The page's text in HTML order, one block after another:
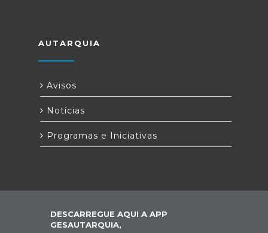
AUTARQUIA
Avisos
Notícias
Programas e Iniciativas
DESCARREGUE AQUI A APP
GESAUTARQUIA,